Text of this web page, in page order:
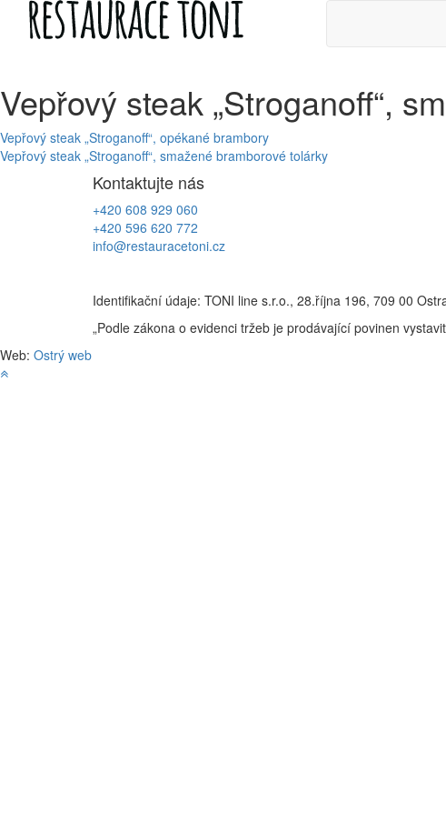
content
Vepřový steak „Stroganoff“,
Navigace
pro
příspěvek
Vepřový steak „Stroganoff“, opékané brambory
Vepřový steak „Stroganoff“, smažené bramborové tolárky
Kontaktujte nás
+420 608 929 060
+420 596 620 772
info@restauracetoni.cz
Identifikační údaje: TONI line s.r.o., 28.října 196, 709 00
„Podle zákona o evidenci tržeb je prodávající povinen
Web: Ostrý web